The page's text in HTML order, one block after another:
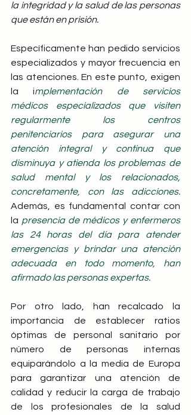
la integridad y la salud de las personas
que están en prisión.
Específicamente han pedido servicios
especializados y mayor frecuencia en
las atenciones. En este punto, exigen
la implementación de servicios
médicos especializados que visiten
regularmente los centros
penitenciarios para asegurar una
atención integral y continua que
disminuya y atienda los problemas de
salud mental y los relacionados,
Además, es fundamental contar con
la presencia de médicos y enfermeros
las 24 horas del día para atender
emergencias y brindar una atención
adecuada en todo momento, han
afirmado las personas expertas.
Por otro lado, han recalcado la
importancia de establecer ratios
óptimas de personal sanitario por
número de personas internas
equiparándolo a la media de Europa
para garantizar una atención de
calidad y reducir la carga de trabajo
de los profesionales de la salud